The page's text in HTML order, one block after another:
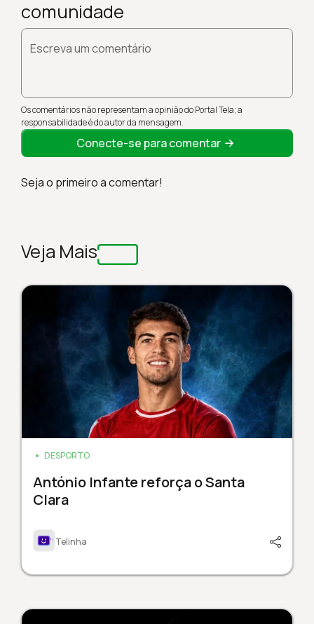
comunidade
Escreva um comentário
Os comentários não representam a opinião do Portal Tela; a
responsabilidade é do autor da mensagem.
Conecte-se para comentar
Seja o primeiro a comentar!
Veja Mais
DESPORTO
António Infante reforça o Santa
Clara
Telinha